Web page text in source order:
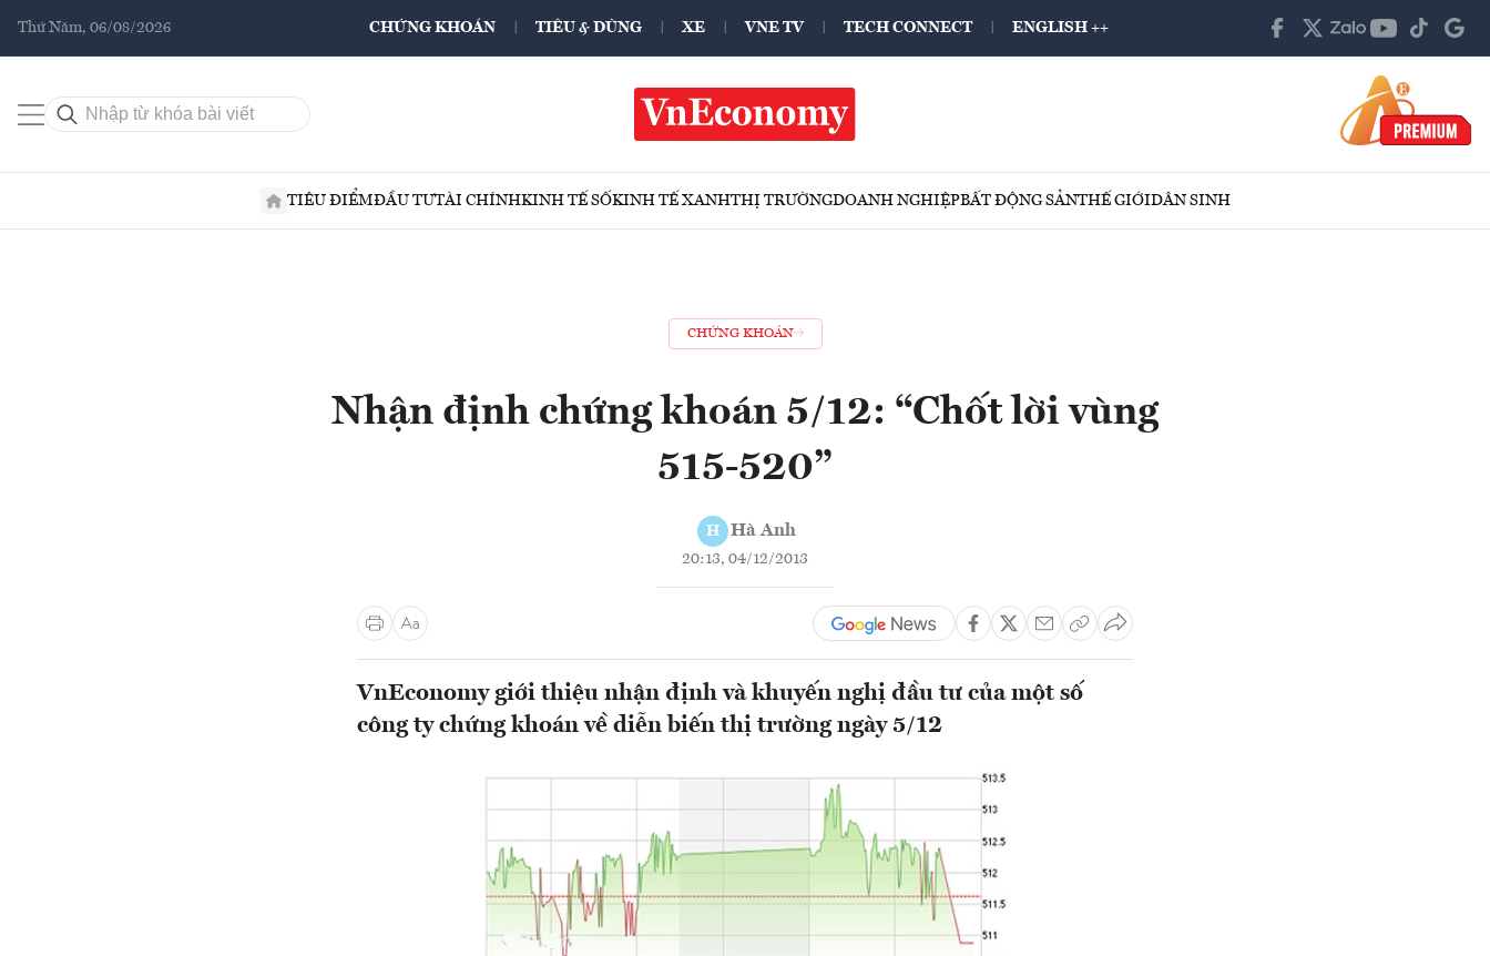
Thứ Năm, 06/08/2026 CHỨNG KHOÁN TIÊU & DÙNG XE VNE TV TECH CONNECT ENGLISH ++
TIÊU ĐIỂMĐẦU TƯTÀI CHÍNHKINH TẾ SỐKINH TẾ XANHTHỊ TRƯỜNGDOANH NGHIỆPBẤT ĐỘNG SẢNTHẾ GIỚIDÂN SINH
CHỨNG KHOÁN
Nhận định chứng khoán 5/12: “Chốt lời vùng
515-520”
H Hà Anh
20:13, 04/12/2013
VnEconomy giới thiệu nhận định và khuyến nghị đầu tư của một số
công ty chứng khoán về diễn biến thị trường ngày 5/12